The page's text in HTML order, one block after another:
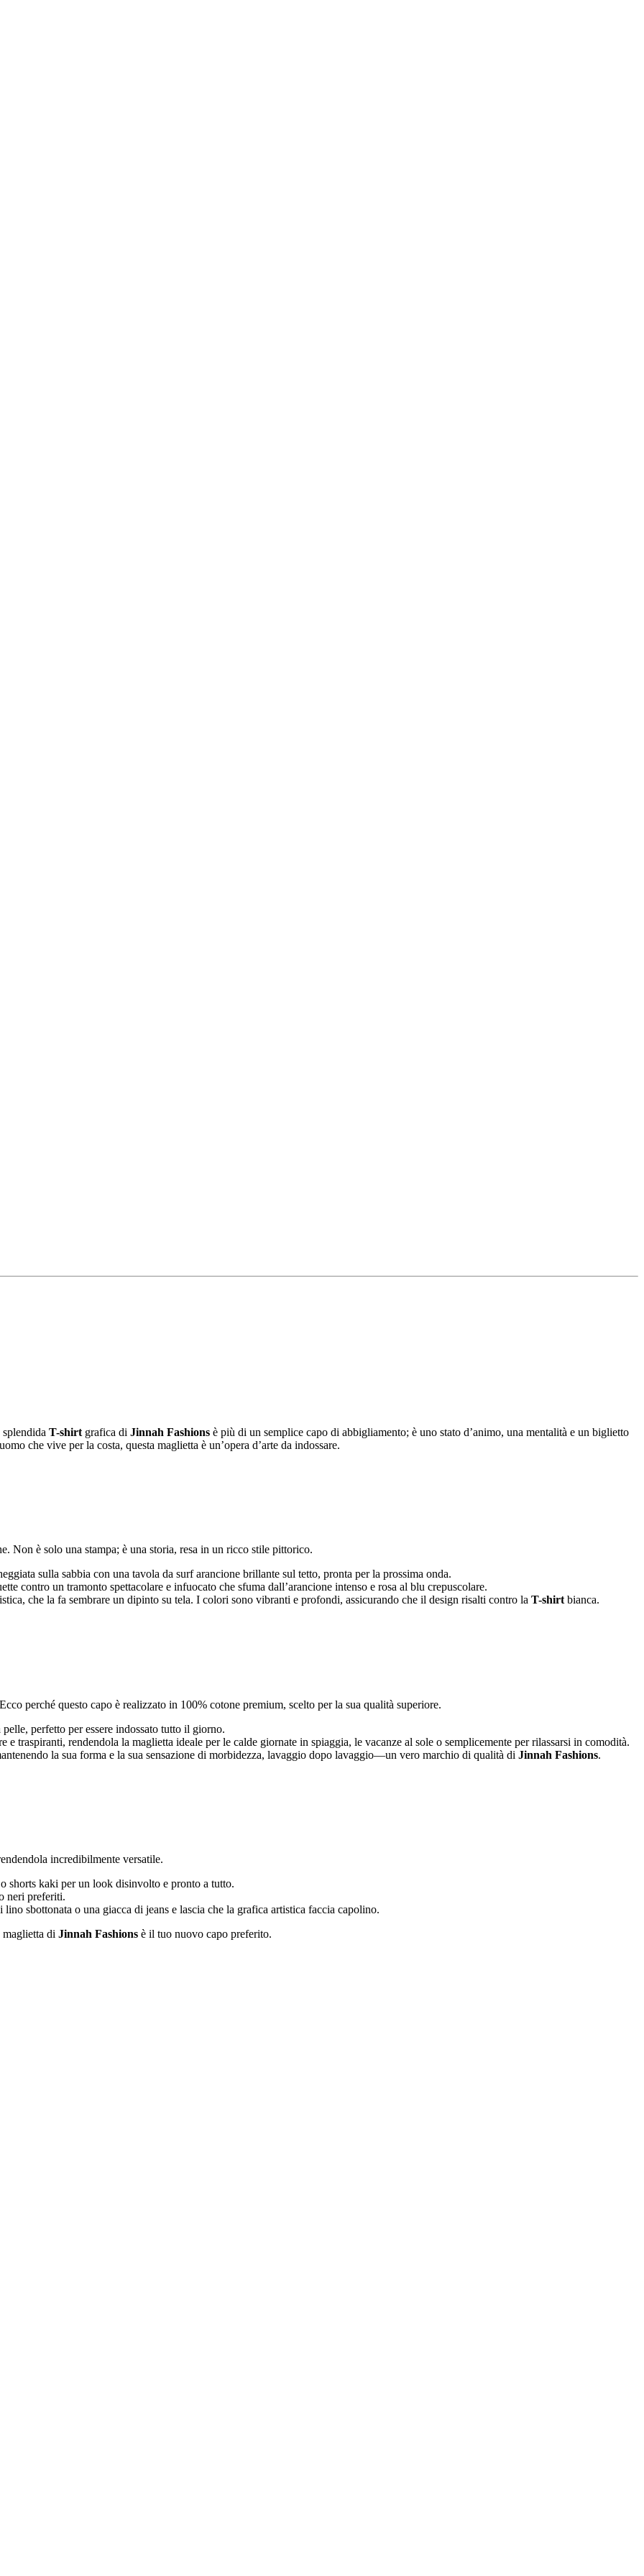
T-shirt grafica di Jinnah Fashions è più di un semplice capo di abbigliamento; è uno stato d’animo, una mentalità e un biglietto
che vive per la costa, questa maglietta è un’opera d’arte da indossare.
Non è solo una stampa; è una storia, resa in un ricco stile pittorico.
sulla sabbia con una tavola da surf arancione brillante sul tetto, pronta per la prossima onda.
contro un tramonto spettacolare e infuocato che sfuma dall’arancione intenso e rosa al blu crepuscolare.
che la fa sembrare un dipinto su tela. I colori sono vibranti e profondi, assicurando che il design risalti contro la T-shirt bianca.
perché questo capo è realizzato in 100% cotone premium, scelto per la sua qualità superiore.
perfetto per essere indossato tutto il giorno.
e traspiranti, rendendola la maglietta ideale per le calde giornate in spiaggia, le vacanze al sole o semplicemente per rilassarsi in comodità.
la sua forma e la sua sensazione di morbidezza, lavaggio dopo lavaggio—un vero marchio di qualità di Jinnah Fashions.
incredibilmente versatile.
shorts kaki per un look disinvolto e pronto a tutto.
neri preferiti.
sbottonata o una giacca di jeans e lascia che la grafica artistica faccia capolino.
maglietta di Jinnah Fashions è il tuo nuovo capo preferito.